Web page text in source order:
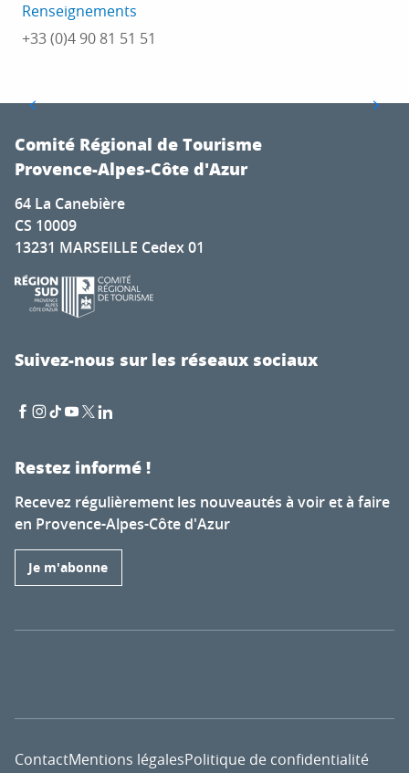
Renseignements
+33 (0)4 90 81 51 51
en train toute la saison...
Comité Régional de Tourisme
Provence-Alpes-Côte d'Azur
64 La Canebière
CS 10009
13231 MARSEILLE Cedex 01
Suivez-nous sur les réseaux sociaux
Restez informé !
Recevez régulièrement les nouveautés à voir et à faire
en Provence-Alpes-Côte d'Azur
Je m'abonne
ContactMentions légalesPolitique de confidentialité